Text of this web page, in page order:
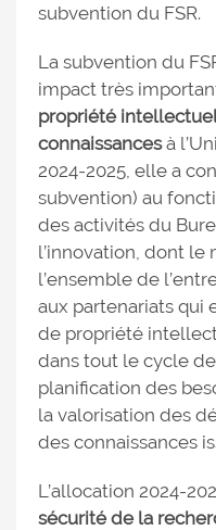
subvention du FSR.
La subvention du
impact très
propriété
connaissancesà
2024-2025, elle a
subvention) au
des activités du
l’innovation, dont le
l’ensemble de
aux partenariats qui
de propriété
dans tout le cycle
planification des
la valorisation des
des connaissances
L’allocation 2024-
sécurité de la